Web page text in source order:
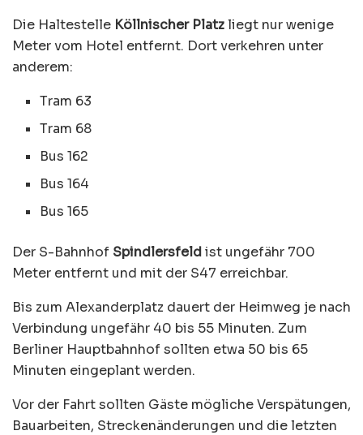
Die Haltestelle Köllnischer Platzliegt nur wenige
Meter vom Hotel entfernt. Dort verkehren unter
anderem:
Tram 63
Tram 68
Bus 162
Bus 164
Bus 165
Der S-Bahnhof Spindlersfeldist ungefähr 700
Meter entfernt und mit der S47 erreichbar.
Bis zum Alexanderplatz dauert der Heimweg je nach
Verbindung ungefähr 40 bis 55 Minuten. Zum
Berliner Hauptbahnhof sollten etwa 50 bis 65
Minuten eingeplant werden.
Vor der Fahrt sollten Gäste mögliche Verspätungen,
Bauarbeiten, Streckenänderungen und die letzten